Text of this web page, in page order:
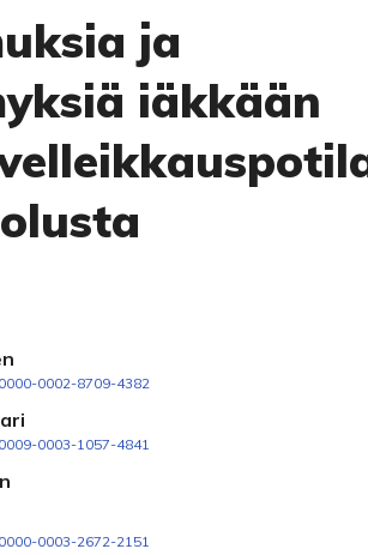
ja
iäkkään
0002-8709-4382
0003-1057-4841
0003-2672-2151